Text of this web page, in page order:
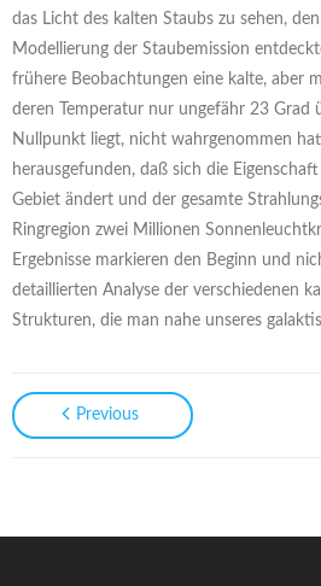
das Licht des kalten Staubs zu sehen,
Modellierung der Staubemission
frühere Beobachtungen eine kalte, aber
deren Temperatur nur ungefähr 23 Grad
Nullpunkt liegt, nicht wahrgenommen
herausgefunden, daß sich die
Gebiet ändert und der gesamte
Ringregion zwei Millionen
Ergebnisse markieren den Beginn und
detaillierten Analyse der verschiedenen
Strukturen, die man nahe unseres
Previous